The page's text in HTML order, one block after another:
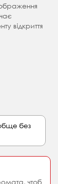
відкриття
без
чтоб